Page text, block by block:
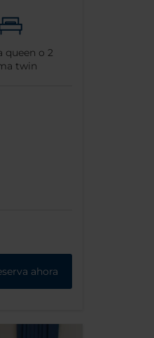
queen o 2
twin
ahora